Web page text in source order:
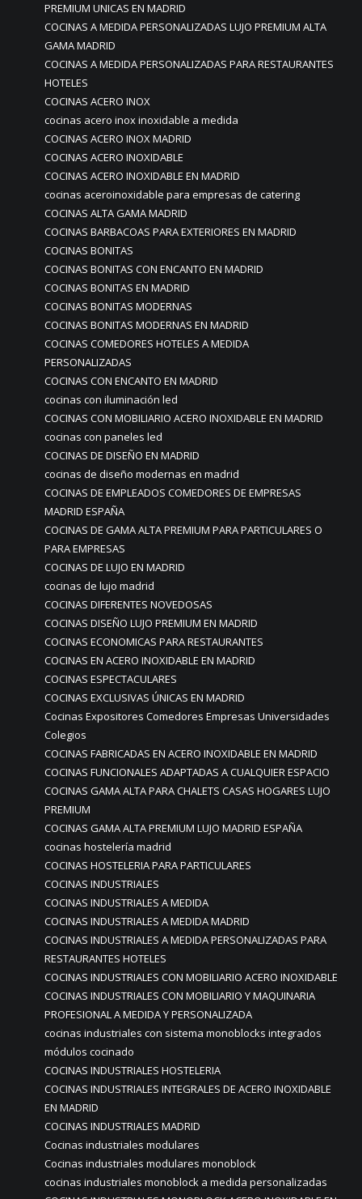
PREMIUM UNICAS EN MADRID
COCINAS A MEDIDA PERSONALIZADAS LUJO PREMIUM ALTA
GAMA MADRID
COCINAS A MEDIDA PERSONALIZADAS PARA RESTAURANTES
HOTELES
COCINAS ACERO INOX
cocinas acero inox inoxidable a medida
COCINAS ACERO INOX MADRID
COCINAS ACERO INOXIDABLE
COCINAS ACERO INOXIDABLE EN MADRID
cocinas aceroinoxidable para empresas de catering
COCINAS ALTA GAMA MADRID
COCINAS BARBACOAS PARA EXTERIORES EN MADRID
COCINAS BONITAS
COCINAS BONITAS CON ENCANTO EN MADRID
COCINAS BONITAS EN MADRID
COCINAS BONITAS MODERNAS
COCINAS BONITAS MODERNAS EN MADRID
COCINAS COMEDORES HOTELES A MEDIDA
PERSONALIZADAS
COCINAS CON ENCANTO EN MADRID
cocinas con iluminación led
COCINAS CON MOBILIARIO ACERO INOXIDABLE EN MADRID
cocinas con paneles led
COCINAS DE DISEÑO EN MADRID
cocinas de diseño modernas en madrid
COCINAS DE EMPLEADOS COMEDORES DE EMPRESAS
MADRID ESPAÑA
COCINAS DE GAMA ALTA PREMIUM PARA PARTICULARES O
PARA EMPRESAS
COCINAS DE LUJO EN MADRID
cocinas de lujo madrid
COCINAS DIFERENTES NOVEDOSAS
COCINAS DISEÑO LUJO PREMIUM EN MADRID
COCINAS ECONOMICAS PARA RESTAURANTES
COCINAS EN ACERO INOXIDABLE EN MADRID
COCINAS ESPECTACULARES
COCINAS EXCLUSIVAS ÚNICAS EN MADRID
Cocinas Expositores Comedores Empresas Universidades
Colegios
COCINAS FABRICADAS EN ACERO INOXIDABLE EN MADRID
COCINAS FUNCIONALES ADAPTADAS A CUALQUIER ESPACIO
COCINAS GAMA ALTA PARA CHALETS CASAS HOGARES LUJO
PREMIUM
COCINAS GAMA ALTA PREMIUM LUJO MADRID ESPAÑA
cocinas hostelería madrid
COCINAS HOSTELERIA PARA PARTICULARES
COCINAS INDUSTRIALES
COCINAS INDUSTRIALES A MEDIDA
COCINAS INDUSTRIALES A MEDIDA MADRID
COCINAS INDUSTRIALES A MEDIDA PERSONALIZADAS PARA
RESTAURANTES HOTELES
COCINAS INDUSTRIALES CON MOBILIARIO ACERO INOXIDABLE
COCINAS INDUSTRIALES CON MOBILIARIO Y MAQUINARIA
PROFESIONAL A MEDIDA Y PERSONALIZADA
cocinas industriales con sistema monoblocks integrados
módulos cocinado
COCINAS INDUSTRIALES HOSTELERIA
COCINAS INDUSTRIALES INTEGRALES DE ACERO INOXIDABLE
EN MADRID
COCINAS INDUSTRIALES MADRID
Cocinas industriales modulares
Cocinas industriales modulares monoblock
cocinas industriales monoblock a medida personalizadas